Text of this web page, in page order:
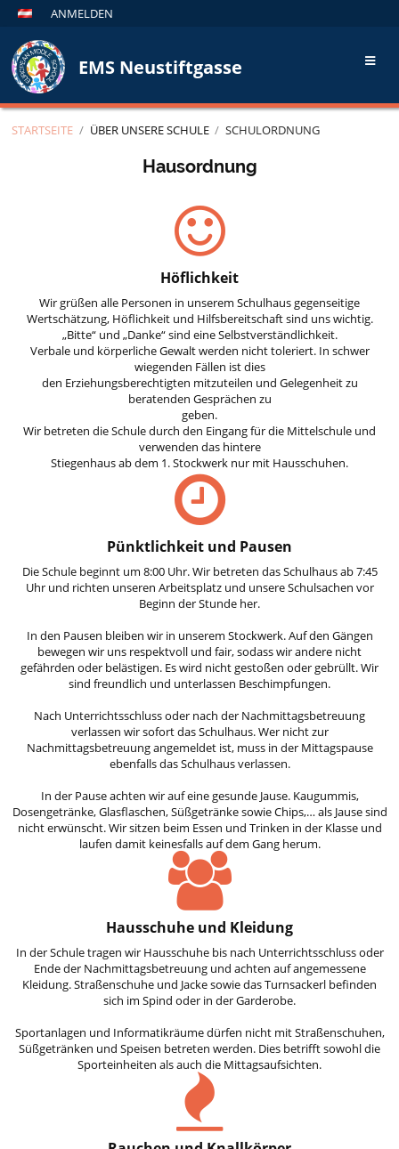
ANMELDEN
EMS Neustiftgasse
STARTSEITE / ÜBER UNSERE SCHULE / SCHULORDNUNG
Hausordnung
Höflichkeit
Wir grüßen alle Personen in unserem Schulhaus gegenseitige
Wertschätzung, Höflichkeit und Hilfsbereitschaft sind uns wichtig.
„Bitte“ und „Danke“ sind eine Selbstverständlichkeit.
Verbale und körperliche Gewalt werden nicht toleriert. In schwer
wiegenden Fällen ist dies
den Erziehungsberechtigten mitzuteilen und Gelegenheit zu
beratenden Gesprächen zu
geben.
Wir betreten die Schule durch den Eingang für die Mittelschule und
verwenden das hintere
Stiegenhaus ab dem 1. Stockwerk nur mit Hausschuhen.
Pünktlichkeit und Pausen
Die Schule beginnt um 8:00 Uhr. Wir betreten das Schulhaus ab 7:45
Uhr und richten unseren Arbeitsplatz und unsere Schulsachen vor
Beginn der Stunde her.
In den Pausen bleiben wir in unserem Stockwerk. Auf den Gängen
bewegen wir uns respektvoll und fair, sodass wir andere nicht
gefährden oder belästigen. Es wird nicht gestoßen oder gebrüllt. Wir
sind freundlich und unterlassen Beschimpfungen.
Nach Unterrichtsschluss oder nach der Nachmittagsbetreuung
verlassen wir sofort das Schulhaus. Wer nicht zur
Nachmittagsbetreuung angemeldet ist, muss in der Mittagspause
ebenfalls das Schulhaus verlassen.
In der Pause achten wir auf eine gesunde Jause. Kaugummis,
Dosengetränke, Glasflaschen, Süßgetränke sowie Chips,… als Jause sind
nicht erwünscht. Wir sitzen beim Essen und Trinken in der Klasse und
laufen damit keinesfalls auf dem Gang herum.
Hausschuhe und Kleidung
In der Schule tragen wir Hausschuhe bis nach Unterrichtsschluss oder
Ende der Nachmittagsbetreuung und achten auf angemessene
Kleidung. Straßenschuhe und Jacke sowie das Turnsackerl befinden
sich im Spind oder in der Garderobe.
Sportanlagen und Informatikräume dürfen nicht mit Straßenschuhen,
Süßgetränken und Speisen betreten werden. Dies betrifft sowohl die
Sporteinheiten als auch die Mittagsaufsichten.